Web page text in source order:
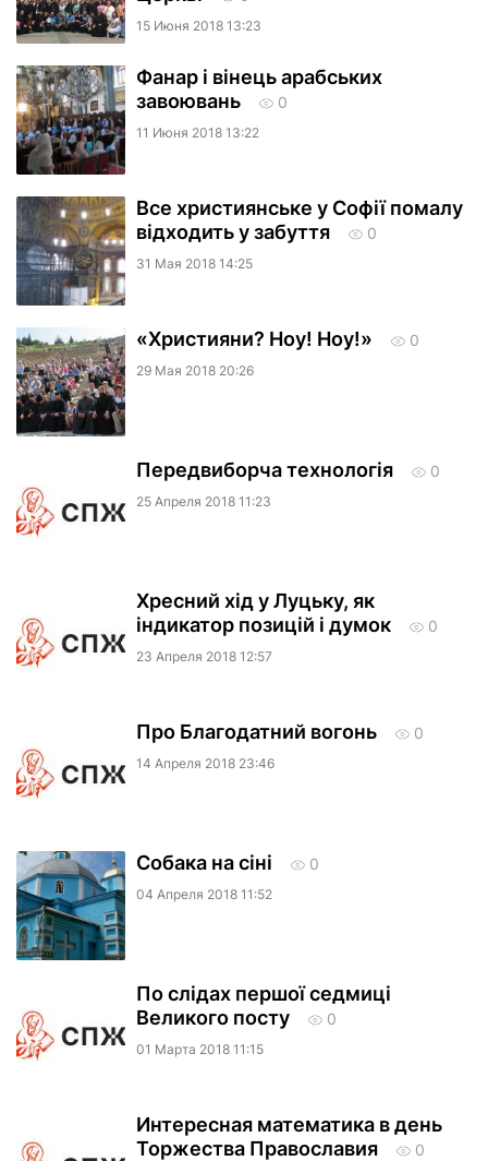
15 Июня 2018 13:23
Фанар і вінець арабських
завоювань
0
11 Июня 2018 13:22
Все християнське у Софії помалу
відходить у забуття
0
31 Мая 2018 14:25
«Християни? Ноу! Ноу!» 0
29 Мая 2018 20:26
Передвиборча технологія 0
25 Апреля 2018 11:23
Хресний хід у Луцьку, як
індикатор позицій і думок
0
23 Апреля 2018 12:57
Про Благодатний вогонь 0
14 Апреля 2018 23:46
Собака на сiнi 0
04 Апреля 2018 11:52
По слідах першої седмиці
Великого посту
0
01 Марта 2018 11:15
Интересная математика в день
Торжества Православия
0